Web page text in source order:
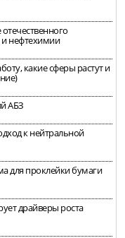
нефтехимии
какие сферы растут и
АБЗ
к нейтральной
для проклейки бумаги
драйверы роста